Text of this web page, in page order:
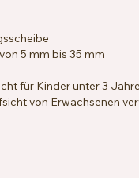
5 mm bis 35 mm
für Kinder unter 3
von Erwachsenen